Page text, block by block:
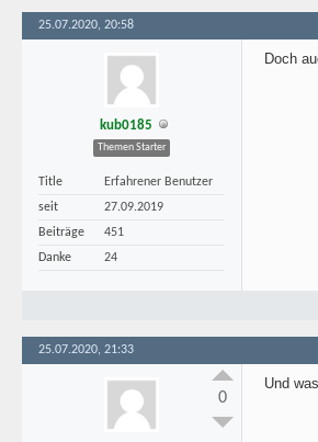
25.07.2020, 20:58
kub0185
Themen Starter
Title
Erfahrener Benutzer
seit
27.09.2019
Beiträge
451
Danke
24
Doch
25.07.2020, 21:33
0
Und